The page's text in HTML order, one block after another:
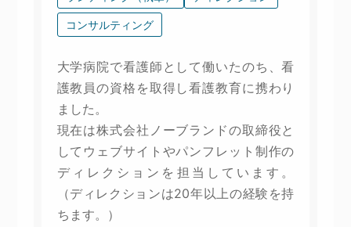
コンサルティング
大学病院で看護師として働いたのち、看
護教員の資格を取得し看護教育に携わり
ました。
現在は株式会社ノーブランドの取締役と
してウェブサイトやパンフレット制作の
ディレクションを担当しています。
（ディレクションは20年以上の経験を持
ちます。）